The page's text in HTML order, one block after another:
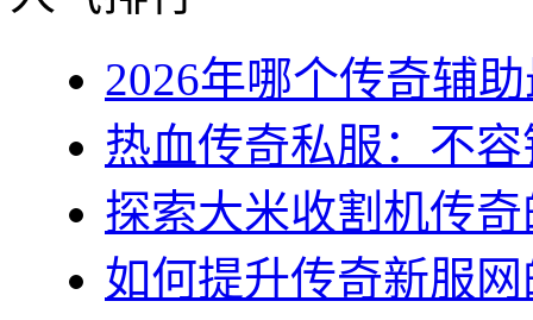
2026年哪个传奇辅
热血传奇私服：不
探索大米收割机传
如何提升传奇新服